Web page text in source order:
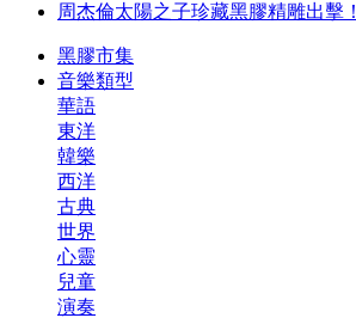
周杰倫太陽之子珍藏黑膠精雕出擊！
黑膠市集
音樂類型
華語
東洋
韓樂
西洋
古典
世界
心靈
兒童
演奏